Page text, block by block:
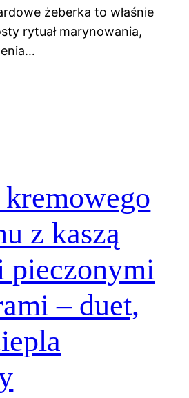
żeberka to właśnie
rytuał marynowania,
z kaszą
pieczonymi
– duet,